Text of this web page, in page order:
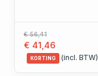
€ 56,41
€ 41,46
KORTING (incl. BTW)